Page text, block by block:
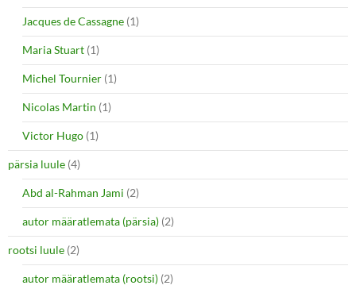
Jacques de Cassagne (1)
Maria Stuart (1)
Michel Tournier (1)
Nicolas Martin (1)
Victor Hugo (1)
pärsia luule (4)
Abd al-Rahman Jami (2)
autor määratlemata (pärsia) (2)
rootsi luule (2)
autor määratlemata (rootsi) (2)